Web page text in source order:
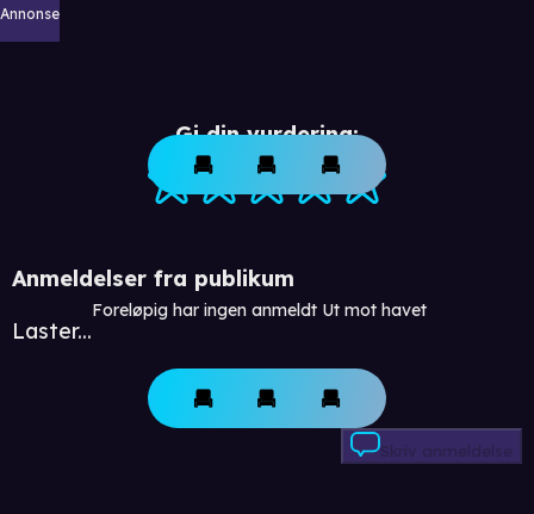
Annonse
Gi din vurdering:
Anmeldelser fra publikum
Laster...
Foreløpig har ingen anmeldt Ut mot havet
Skriv anmeldelse